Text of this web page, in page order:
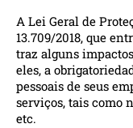
A Lei Geral de
13.709/2018, que
traz alguns
eles, a
pessoais de seus
serviços, tais como
etc.